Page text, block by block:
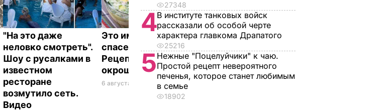
"На это даже
неловко смотреть".
Шоу с русалками в
известном
ресторане
возмутило сеть.
Видео
Это именно то, что
спасет в жару.
Рецепт вкуснейшей
окрошки
6 августа, 18.21 БУЛЬВАР
"Хрустящие
внутри". Самые
вкусные жареные
кабачки
27348
4В институте танковых войск
рассказали об особой черте
характера главкома Драпатого
25216
5Нежные "Поцелуйчики" к чаю.
Простой рецепт невероятного
печенья, которое станет любимым
в семье
18902